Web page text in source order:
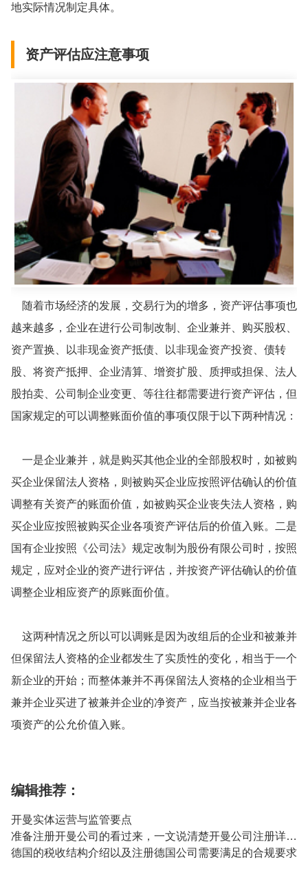
地实际情况制定具体。
资产评估应注意事项
随着市场经济的发展，交易行为的增多，资产评估事项也
越来越多，企业在进行公司制改制、企业兼并、购买股权、
资产置换、以非现金资产抵债、以非现金资产投资、债转
股、将资产抵押、企业清算、增资扩股、质押或担保、法人
股拍卖、公司制企业变更、等往往都需要进行资产评估，但
国家规定的可以调整账面价值的事项仅限于以下两种情况：
一是企业兼并，就是购买其他企业的全部股权时，如被购
买企业保留法人资格，则被购买企业应按照评估确认的价值
调整有关资产的账面价值，如被购买企业丧失法人资格，购
买企业应按照被购买企业各项资产评估后的价值入账。二是
国有企业按照《公司法》规定改制为股份有限公司时，按照
规定，应对企业的资产进行评估，并按资产评估确认的价值
调整企业相应资产的原账面价值。
这两种情况之所以可以调账是因为改组后的企业和被兼并
但保留法人资格的企业都发生了实质性的变化，相当于一个
新企业的开始；而整体兼并不再保留法人资格的企业相当于
兼并企业买进了被兼并企业的净资产，应当按被兼并企业各
项资产的公允价值入账。
编辑推荐：
开曼实体运营与监管要点
准备注册开曼公司的看过来，一文说清楚开曼公司注册详细流程
德国的税收结构介绍以及注册德国公司需要满足的合规要求